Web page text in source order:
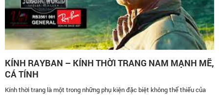
KÍNH RAYBAN – KÍNH THỜI TRANG NAM MẠNH MẼ,
CÁ TÍNH
Kính thời trang là một trong những phụ kiện đặc biệt không thể thiếu của